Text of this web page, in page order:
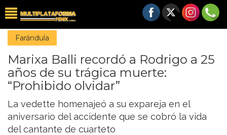
Farándula
Marixa Balli recordó a Rodrigo a 25
años de su trágica muerte:
“Prohibido olvidar”
La vedette homenajeó a su expareja en el
aniversario del accidente que se cobró la vida
del cantante de cuarteto